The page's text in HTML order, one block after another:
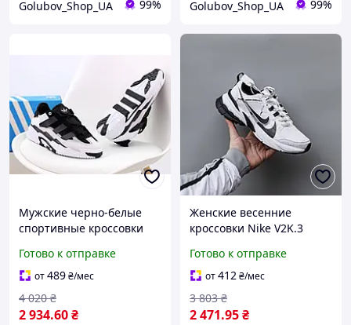
Golubov_Shop_UA 99% Golubov_Shop_UA 99%
Мужские черно-белые
спортивные кроссовки
Adidas Niteball (адидас
найтбол) 13076
Готово к отправке
от489₴/мес
2 934.60₴
4 020 ₴
Женские весенние
кроссовки Nike V2K.3
спортивные кроссовки
2964 Найк
Готово к отправке
от412₴/мес
2 471.95₴
3 803 ₴